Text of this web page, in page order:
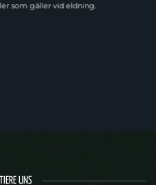
som gäller vid eldning.
UNS